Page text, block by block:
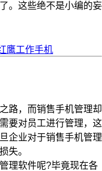
。这些绝不是小编的妄
鹰工作手机
，而销售手机管理却
要对员工进行管理，这
企业对于销售手机管理
失。
软件呢?毕竟现在各